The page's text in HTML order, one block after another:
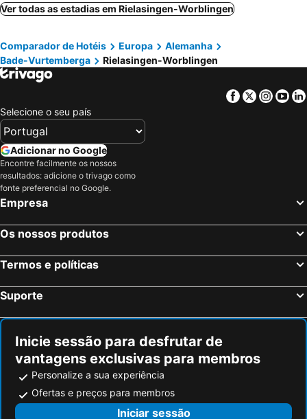
Friedrichshafen, Bade-Vurtemberga Hotéis
Dornbirn, Vorarlberg Hotéis
Rothenburg, Lucerna Hotéis
Wallisellen, Zurique Hotéis
Schaan, Vaduz Hotéis
Ettenheim, Bade-Vurtemberga Hotéis
Triesenberg, Vaduz Hotéis
Stuttgart, Bade-Vurtemberga Hotéis
Heidelberg, Bade-Vurtemberga Hotéis
Baden-Baden, Bade-Vurtemberga Hotéis
Ulm, Bade-Vurtemberga Hotéis
Memmingen, Baviera Hotéis
Pforzheim, Bade-Vurtemberga Hotéis
Munique, Baviera Hotéis
Frankfurt, Hesse Hotéis
Dusseldorf, Renânia do Norte-Vestfália Hotéis
Dresden, Saxónia Hotéis
Ver todas as estadias em Rielasingen-Worblingen
Comparador de Hotéis Europa
Alemanha
Bade-Vurtemberga
Rielasingen-Worblingen
Facebook
Twitter
Selecione o seu país
Adicionar no Google
Encontre facilmente os nossos
resultados: adicione o trivago como
fonte preferencial no Google.
Empresa
Os nossos produtos
Termos e políticas
Suporte
Inicie sessão para desfrutar de
vantagens exclusivas para membros
Personalize a sua experiência
Ofertas e preços para membros
Iniciar sessão